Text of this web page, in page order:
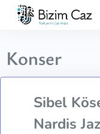
Konser
Sibel
Nardis